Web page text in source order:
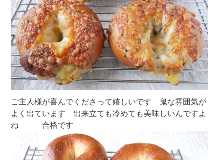
ご主人様が喜んでくださって嬉しいです 鬼な雰囲気が
よく出ています 出来立ても冷めても美味しいんですよ
ね 合格です